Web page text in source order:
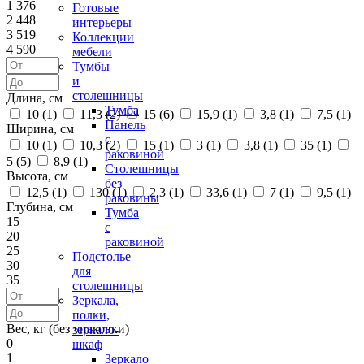
Готовые
интерьеры
Коллекции
мебели
Тумбы
и
столешницы
Тумба
Панель
с
раковиной
Столешницы
без
раковины
Тумба
с
раковиной
Подстолье
для
столешницы
Зеркала,
полки,
зеркало-
шкаф
Зеркало
1 376
2 448
3 519
4 590
Длина, см
10 (1) 11,3 (2) 15 (6) 15,9 (1) 3,8 (1) 7,5 (1)
Ширина, см
10 (1) 10,3 (2) 15 (1) 3 (1) 3,8 (1) 35 (1)
5 (5) 8,9 (1)
Высота, см
12,5 (1) 130 (1) 2,3 (1) 33,6 (1) 7 (1) 9,5 (1)
Глубина, см
15
20
25
30
35
Вес, кг (без упаковки)
0
1